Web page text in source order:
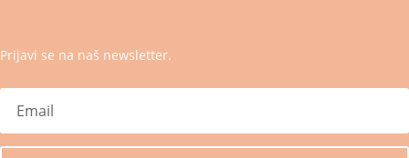
Prijavi se na naš newsletter.